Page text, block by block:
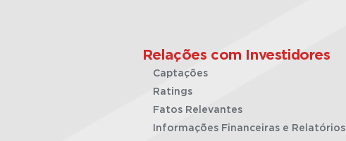
Relações com Investidores
Captações
Ratings
Fatos Relevantes
Informações Financeiras e Relatórios